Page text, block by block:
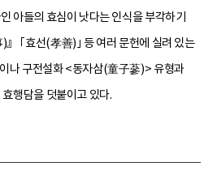
아들의 효심이 낫다는 인식을 부각하기
｢효선(孝善)｣ 등 여러 문헌에 실려 있는
나 구전설화 <동자삼(童子蔘)> 유형과
행담을 덧붙이고 있다.